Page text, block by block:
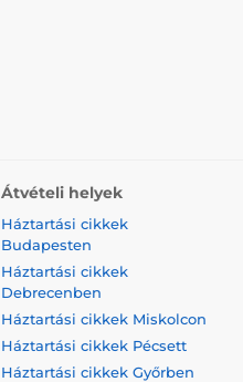
Átvételi helyek
Háztartási cikkek
Budapesten
Háztartási cikkek
Debrecenben
Háztartási cikkek Miskolcon
Háztartási cikkek Pécsett
Háztartási cikkek Győrben